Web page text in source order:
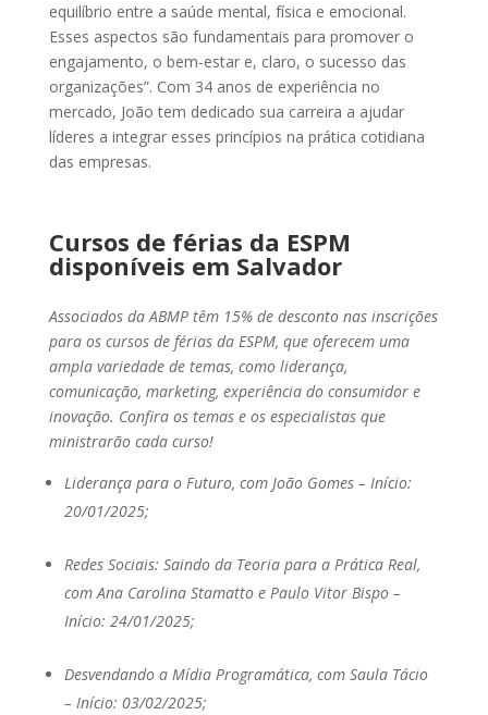
equilíbrio entre a saúde mental, física e emocional.
Esses aspectos são fundamentais para promover o
engajamento, o bem-estar e, claro, o sucesso das
organizações”. Com 34 anos de experiência no
mercado, João tem dedicado sua carreira a ajudar
líderes a integrar esses princípios na prática cotidiana
das empresas.
Cursos de férias da ESPM
disponíveis em Salvador
Associados da ABMP têm 15% de desconto nas inscrições
para os cursos de férias da ESPM, que oferecem uma
ampla variedade de temas, como liderança,
comunicação, marketing, experiência do consumidor e
inovação. Confira os temas e os especialistas que
ministrarão cada curso!
Liderança para o Futuro, com João Gomes – Início:
20/01/2025;
Redes Sociais: Saindo da Teoria para a Prática Real,
com Ana Carolina Stamatto e Paulo Vitor Bispo –
Início: 24/01/2025;
Desvendando a Mídia Programática, com Saula Tácio
– Início: 03/02/2025;